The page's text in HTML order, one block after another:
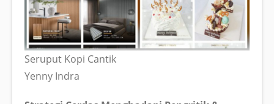
Seruput Kopi Cantik
Yenny Indra